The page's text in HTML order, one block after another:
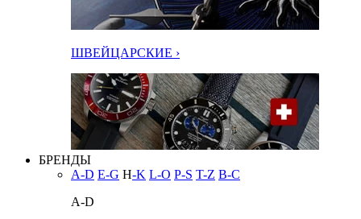
ШВЕЙЦАРСКИЕ ›
БРЕНДЫ
A-D E-G H-K L-O P-S T-Z В-С
A-D